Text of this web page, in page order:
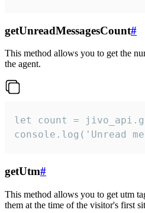
getUnreadMessagesCount#
This method allows you to get the
the agent.
let count =
console.log('Unread
getUtm#
This method allows you to get utm
them at the time of the visitor's first